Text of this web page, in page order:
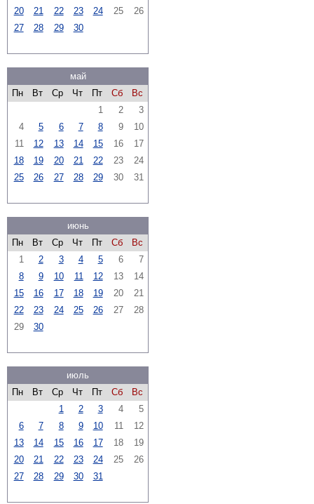
20
21 22 23 24 25
26
27
28 29 30
май
Пн
Вт Ср Чт Пт Сб
Вс
1
2
3
4
5 6 7 8 9
10
11
12 13 14 15 16
17
18
19 20 21 22 23
24
25
26 27 28 29 30 31
июнь
Пн
Вт Ср Чт Пт Сб
Вс
1
2 3 4 5 6
7
8
9 10 11 12 13
14
15
16 17 18 19 20
21
22
23 24 25 26 27
28
29
30
июль
Пн
Вт Ср Чт Пт Сб
Вс
1
2 3 4
5
6
7 8 9 10 11
12
13
14 15 16 17 18
19
20
21 22 23 24 25
26
27
28 29 30 31